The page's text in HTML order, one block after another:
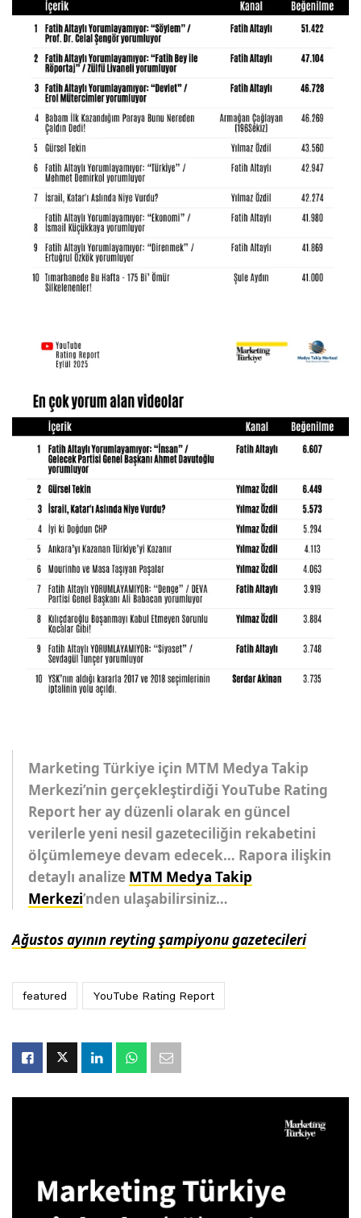
Marketing Türkiye için MTM Medya Takip
Merkezi’nin gerçekleştirdiği YouTube Rating
Report her ay düzenli olarak en güncel
verilerle yeni nesil gazeteciliğin rekabetini
ölçümlemeye devam edecek… Rapora ilişkin
detaylı analize MTM Medya Takip
Merkezi’nden ulaşabilirsiniz…
Ağustos ayının reyting şampiyonu gazetecileri
featured YouTube Rating Report